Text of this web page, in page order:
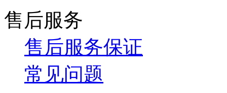
售后服务
售后服务保证
常见问题